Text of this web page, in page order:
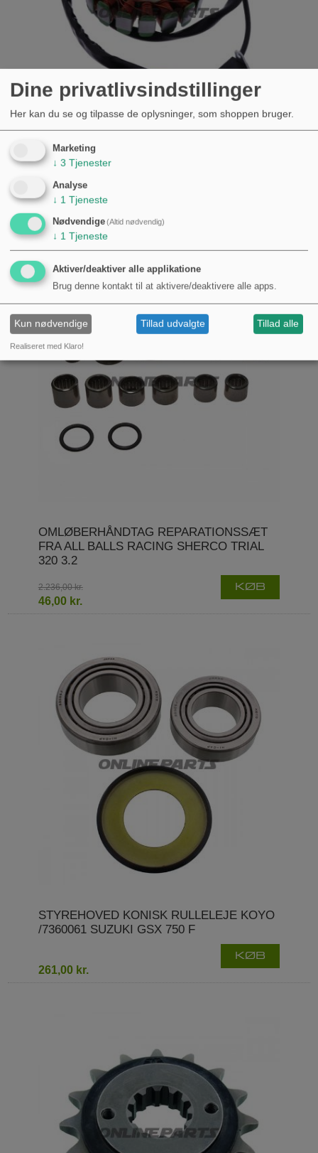
GENERATOR STATOR JMP ARCTIC
CAT/TEXTRON WILDCAT 1000 X
2.128,00 kr.
109,00 kr.
OMLØBERHÅNDTAG REPARATIONSSÆT
FRA ALL BALLS RACING SHERCO TRIAL
320 3.2
2.236,00 kr.
46,00 kr.
KØB
STYREHOVED KONISK RULLELEJE KOYO
/7360061 SUZUKI GSX 750 F
261,00 kr.
KØB
Dine privatlivsindstillinger
Her kan du se og tilpasse de oplysninger, som shoppen bruger.
Marketing
↓ 3 Tjenester
Analyse
↓ 1 Tjeneste
Nødvendige(Altid nødvendig)
↓ 1 Tjeneste
Aktiver/deaktiver alle applikatione
Brug denne kontakt til at aktivere/deaktivere alle apps.
Kun nødvendige Tillad udvalgte Tillad alle
Realiseret med Klaro!